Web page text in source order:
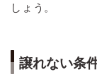
しょう。
譲れない条